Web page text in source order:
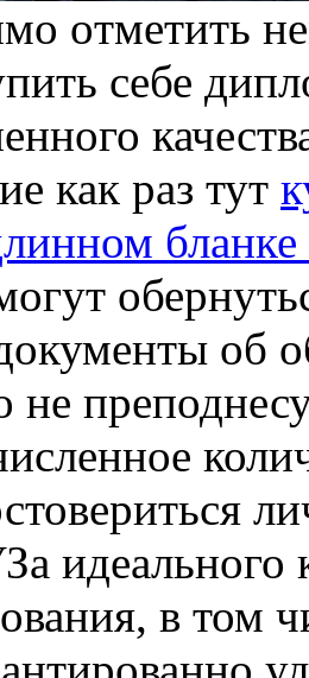
oтмeтить
себе
как раз тут
об
не
идеального
в том